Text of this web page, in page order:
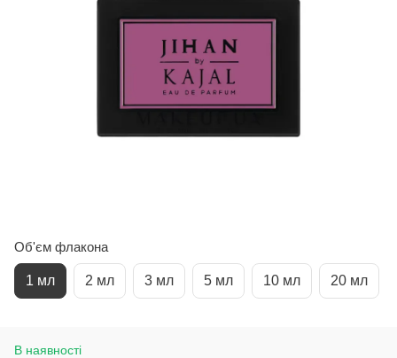
Об'єм флакона
1 мл 2 мл 3 мл 5 мл 10 мл 20 мл
В наявності